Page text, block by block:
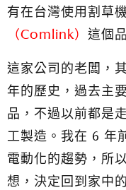
有在台灣使用割草
（Comlink） 這個
這家公司的老闆，
年的歷史，過去主
品，不過以前都是走
工製造。我在 6 年
電動化的趨勢，所
想，決定回到家中